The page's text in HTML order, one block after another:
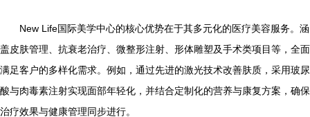
New Life国际美学中心的核心优势在于其多元化的医疗美容服务。涵
盖皮肤管理、抗衰老治疗、微整形注射、形体雕塑及手术类项目等，全面
满足客户的多样化需求。例如，通过先进的激光技术改善肤质，采用玻尿
酸与肉毒素注射实现面部年轻化，并结合定制化的营养与康复方案，确保
治疗效果与健康管理同步进行。